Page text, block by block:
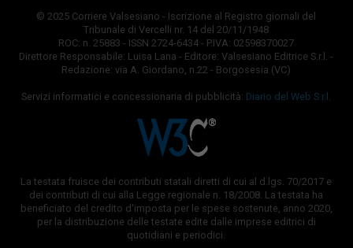
© 2025 Corriere Valsesiano - Iscrizione al Registro giornali del
Tribunale di Vercelli nr. 14 del 20/11/1948
ROC: n. 25883 - ISSN 2724-6434 - P.IVA: 02598370027
Direttore Responsabile: Luisa Lana - Editore: Valsesiano Editrice S.r.l. -
Redazione: via A. Giordano, n.22 - Borgosesia (VC)
Servizi informatici e concessionaria di pubblicità: Diario del Web S.r.l.
La testata fruisce dei contributi statali diretti di cui al d.lgs. 70/2017 e
dei contributi di cui alla Legge regionale n. 18/2008. La testata ha
beneficiato del credito d'imposta per le spese sostenute, anno 2020,
per la distribuzione delle testate edite dalle imprese editrici di
quotidiani e periodici.